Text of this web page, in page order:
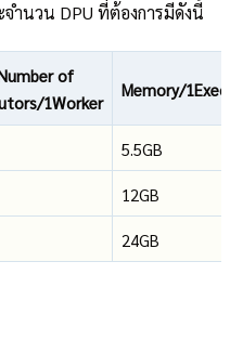
ำนวน DPU ที่ต้องการมีดังนี้
of
1Worker
Memory/
5.5GB
12GB
24GB